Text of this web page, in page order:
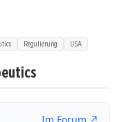
Regulierung USA